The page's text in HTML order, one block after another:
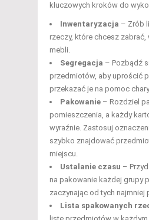
kluczowych kroków do
Inwentaryzacja – Zrób
rzeczy, które chcesz zabrać,
mebli.
Segregacja – Pozbądź
przedmiotów, aby uprościć
przekazać je na pomoc
Pakowanie – Rozdziel
pomieszczenia, a każdy
wyraźnie. Zastosuj
szybko znajdować
miejscu.
Ustalanie czasu –
na pakowanie każdej grupy
zaczynając od tych najmniej
Lista spakowanych